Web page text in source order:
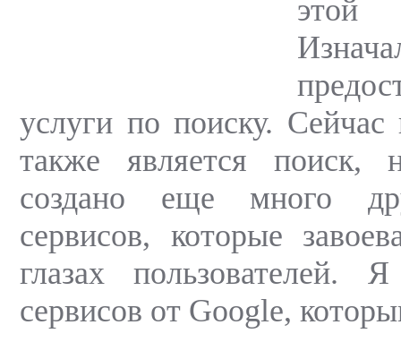
услуги по поиску. Сейчас
также является поиск,
создано еще много
сервисов, которые
глазах пользователей.
сервисов от Google,